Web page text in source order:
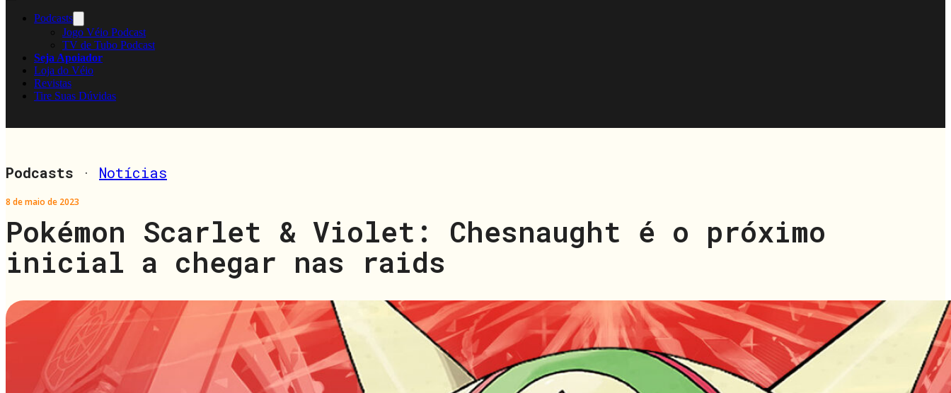
Podcasts
Jogo Véio Podcast
TV de Tubo Podcast
Seja Apoiador
Loja do Véio
Revistas
Tire Suas Dúvidas
Podcasts · Notícias
8 de maio de 2023
Pokémon Scarlet & Violet: Chesnaught é o próximo
inicial a chegar nas raids